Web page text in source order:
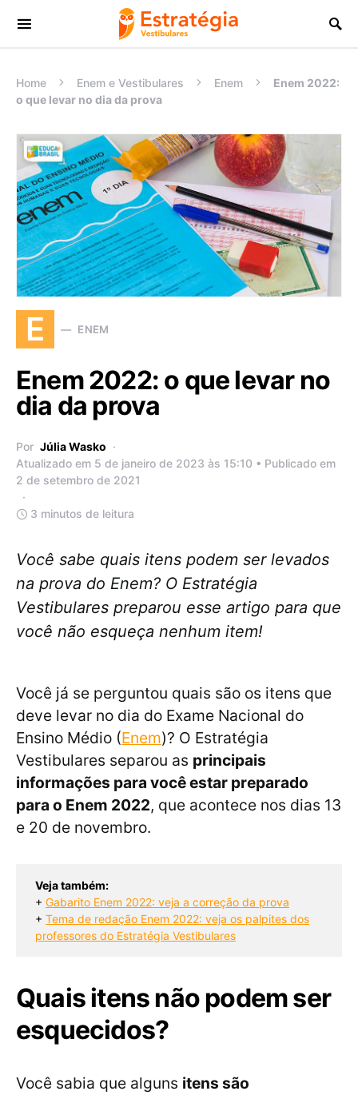
Procurar:
Home Enem e Vestibulares Enem
Enem 2022:
o que levar no dia da prova
E ENEM
Enem 2022: o que levar no
dia da prova
Por Júlia Wasko
Atualizado em 5 de janeiro de 2023 às 15:10 • Publicado em
2 de setembro de 2021
3 minutos de leitura
Você sabe quais itens podem ser levados
na prova do Enem? O Estratégia
Vestibulares preparou esse artigo para que
você não esqueça nenhum item!
Você já se perguntou quais são os itens que
deve levar no dia do Exame Nacional do
Ensino Médio (Enem)? O Estratégia
Vestibulares separou as principais
informações para você estar preparado
para o Enem 2022, que acontece nos dias 13
e 20 de novembro.
Veja também:
+ Gabarito Enem 2022: veja a correção da prova
+ Tema de redação Enem 2022: veja os palpites dos
professores do Estratégia Vestibulares
Quais itens não podem ser
esquecidos?
Você sabia que alguns itens são